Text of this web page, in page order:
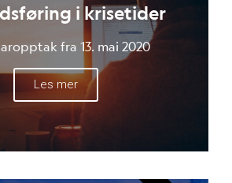
i krisetider
fra 13. mai 2020
Les mer